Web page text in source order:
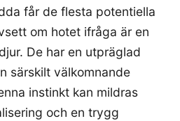
får de flesta potentiella
om hotet ifråga är en
De har en utpräglad
särskilt välkomnande
instinkt kan mildras
och en trygg